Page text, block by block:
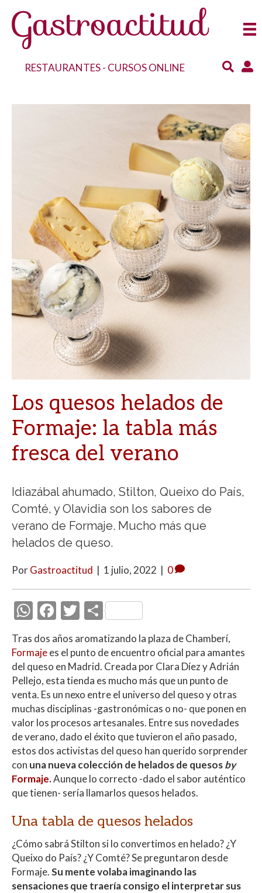
RESTAURANTES- CURSOS ONLINE
Los quesos helados de
Formaje: la tabla más
fresca del verano
Idiazábal ahumado, Stilton, Queixo do País,
Comté, y Olavidia son los sabores de
verano de Formaje. Mucho más que
helados de queso.
PorGastroactitud | 1 julio, 2022 | 0
W
h
at
s
A
p
p
F
ac
e
b
o
o
k
T
itt
er
C
o
m
p
ar
ti
r
Tras dos años aromatizando la plaza de Chamberí,
Formajees el punto de encuentro oficial para amantes
del queso en Madrid. Creada por Clara Díez y Adrián
Pellejo, esta tienda es mucho más que un punto de
venta. Es un nexo entre el universo del queso y otras
muchas disciplinas -gastronómicas o no- que ponen en
valor los procesos artesanales. Entre sus novedades
de verano, dado el éxito que tuvieron el año pasado,
estos dos activistas del queso han querido sorprender
con una nueva colección de helados de quesosby
Formaje.Aunque lo correcto -dado el sabor auténtico
que tienen- sería llamarlos quesos helados.
Una tabla de quesos helados
¿Cómo sabrá Stilton si lo convertimos en helado? ¿Y
Queixo do País? ¿Y Comté? Se preguntaron desde
Formaje.Su mente volaba imaginando las
sensaciones que traería consigo el interpretar sus